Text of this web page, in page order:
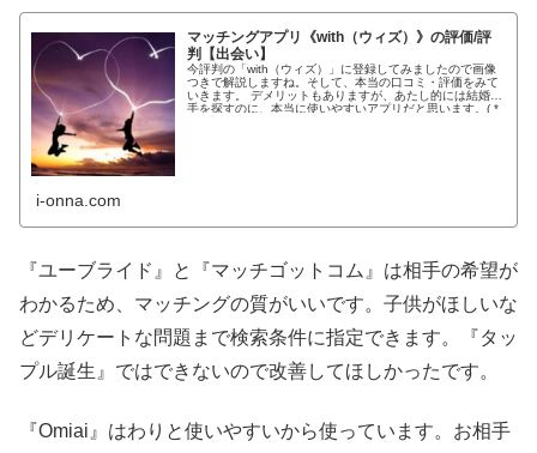
マッチングアプリ《with（ウィズ）》の評価/評
判【出会い】
今評判の「with（ウィズ）」に登録してみましたので画像
つきで解説しますね。そして、本当の口コミ・評価をみて
いきます。 デメリットもありますが、あたし的には結婚相
手を探すのに、本当に使いやすいアプリだと思います。( *
i-onna.com
『ユーブライド』と『マッチゴットコム』は相手の希望が
わかるため、マッチングの質がいいです。子供がほしいな
どデリケートな問題まで検索条件に指定できます。『タッ
プル誕生』ではできないので改善してほしかったです。
『Omiai』はわりと使いやすいから使っています。お相手